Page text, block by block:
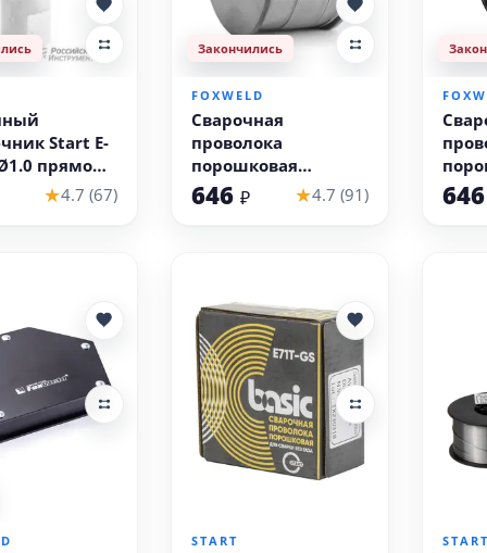
Start E-
прямой
★4.7 (67)
Закончились
FOXWELD
Сварочная
проволока
порошковая
Foxweld E71T-GS (0.9
кг, 0.8 мм, для
646 ₽ ★4.7 (91)
(0.9
START START